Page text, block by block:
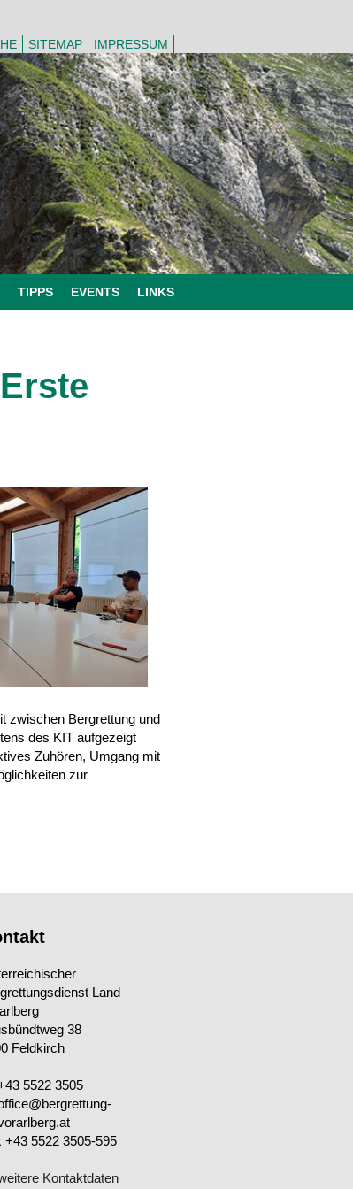
SITEMAP IMPRESSUM
TIPPS EVENTS LINKS
zwischen Bergrettung und
des KIT aufgezeigt
Zuhören, Umgang mit
zur
Land
38
Feldkirch
5522 3505
+43 5522 3505-595
Kontaktdaten